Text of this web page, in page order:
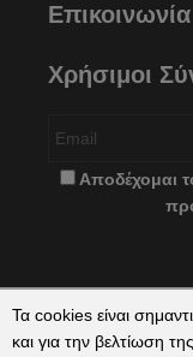
Επικοινωνία
Χρήσιμοι
Αποδέχομαι
Τα cookies είναι
και για την βελτίωση